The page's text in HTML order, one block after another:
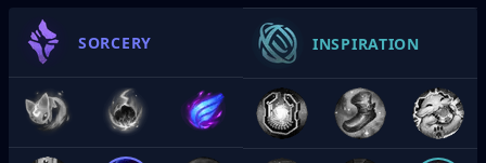
SORCERY INSPIRATION